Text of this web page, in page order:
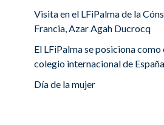
Visita en el LFiPalma de la
Francia, Azar Agah Ducrocq
El LFiPalma se posiciona como
colegio internacional de España
Día de la mujer